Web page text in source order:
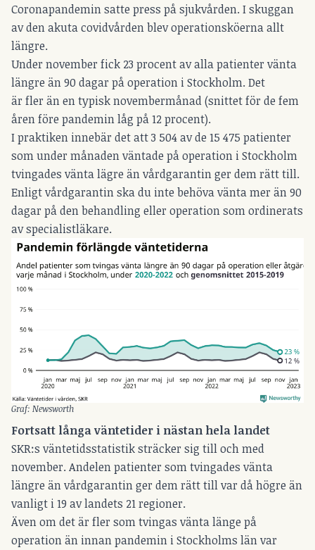
Coronapandemin satte press på sjukvården. I skuggan
av den akuta covidvården blev operationsköerna allt
längre.
Under november fick 23 procent av alla patienter vänta
längre än 90 dagar på operation i Stockholm. Det
är fler än en typisk novembermånad (snittet för de fem
åren före pandemin låg på 12 procent).
I praktiken innebär det att 3 504 av de 15 475 patienter
som under månaden väntade på operation i Stockholm
tvingades vänta lägre än vårdgarantin ger dem rätt till.
Enligt vårdgarantin ska du inte behöva vänta mer än 90
dagar på den behandling eller operation som ordinerats
av specialistläkare.
Graf: Newsworth
Fortsatt långa väntetider i nästan hela landet
SKR:s väntetidsstatistik sträcker sig till och med
november. Andelen patienter som tvingades vänta
längre än vårdgarantin ger dem rätt till var då högre än
vanligt i 19 av landets 21 regioner.
Även om det är fler som tvingas vänta länge på
operation än innan pandemin i Stockholms län var